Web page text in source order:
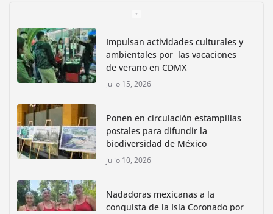
Impulsan actividades culturales y
ambientales por las vacaciones
de verano en CDMX
julio 15, 2026
Ponen en circulación estampillas
postales para difundir la
biodiversidad de México
julio 10, 2026
Nadadoras mexicanas a la
conquista de la Isla Coronado por